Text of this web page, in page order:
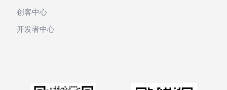
创客中心
开发者中心